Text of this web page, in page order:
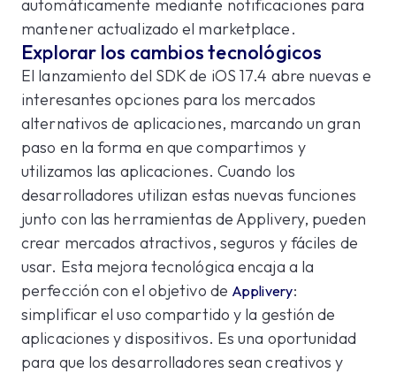
automáticamente mediante notificaciones para
mantener actualizado el marketplace.
Explorar los cambios tecnológicos
El lanzamiento del SDK de iOS 17.4 abre nuevas e
interesantes opciones para los mercados
alternativos de aplicaciones, marcando un gran
paso en la forma en que compartimos y
utilizamos las aplicaciones. Cuando los
desarrolladores utilizan estas nuevas funciones
junto con las herramientas de Applivery, pueden
crear mercados atractivos, seguros y fáciles de
usar. Esta mejora tecnológica encaja a la
perfección con el objetivo de Applivery:
simplificar el uso compartido y la gestión de
aplicaciones y dispositivos. Es una oportunidad
para que los desarrolladores sean creativos y